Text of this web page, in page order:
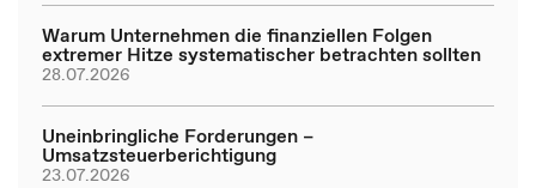
Warum Unternehmen die finanziellen Folgen
extremer Hitze systematischer betrachten sollten
28.07.2026
Uneinbringliche Forderungen –
Umsatzsteuerberichtigung
23.07.2026